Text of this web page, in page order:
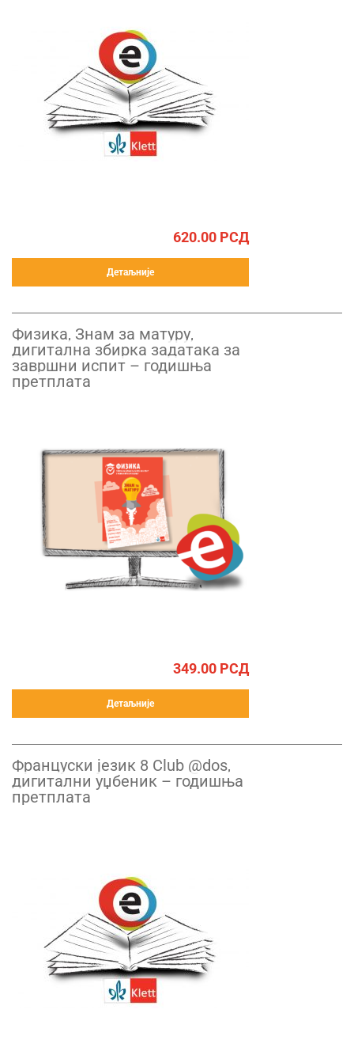
620.00 РСД
Детаљније
Физика, Знам за матуру,
дигитална збирка задатака за
завршни испит – годишња
претплата
349.00 РСД
Детаљније
Француски језик 8 Club @dos,
дигитални уџбеник – годишња
претплата